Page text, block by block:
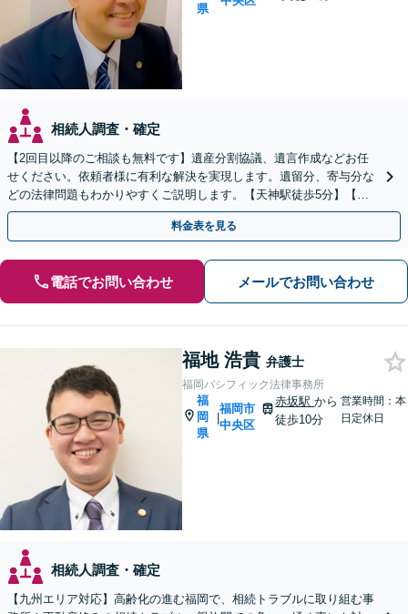
県
相続人調査・確定
【2回目以降のご相談も無料です】遺産分割協議、遺言作成などお任
せください。依頼者様に有利な解決を実現します。遺留分、寄与分な
どの法律問題もわかりやすくご説明します。【天神駅徒歩5分】【中
央区役所目の前】
料金表を見る
電話でお問い合わせ メールでお問い合わせ
福地 浩貴 弁護士
福岡パシフィック法律事務所
福
岡
県
|
福岡市
中央区
赤坂駅から
徒歩10分
営業時間：本
日定休日
相続人調査・確定
【九州エリア対応】高齢化の進む福岡で、相続トラブルに取り組む事